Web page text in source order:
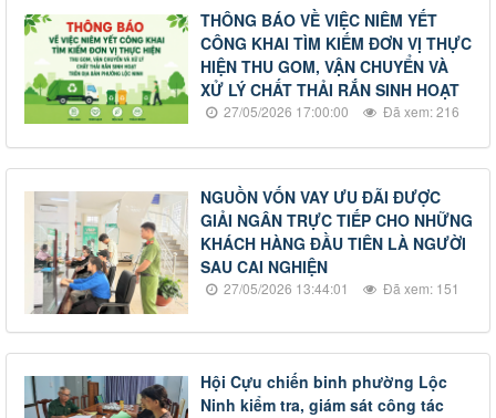
THÔNG BÁO VỀ VIỆC NIÊM YẾT
CÔNG KHAI TÌM KIẾM ĐƠN VỊ THỰC
HIỆN THU GOM, VẬN CHUYỂN VÀ
XỬ LÝ CHẤT THẢI RẮN SINH HOẠT
27/05/2026 17:00:00 Đã xem: 216
NGUỒN VỐN VAY ƯU ĐÃI ĐƯỢC
GIẢI NGÂN TRỰC TIẾP CHO NHỮNG
KHÁCH HÀNG ĐẦU TIÊN LÀ NGƯỜI
SAU CAI NGHIỆN
27/05/2026 13:44:01 Đã xem: 151
Hội Cựu chiến binh phường Lộc
Ninh kiểm tra, giám sát công tác